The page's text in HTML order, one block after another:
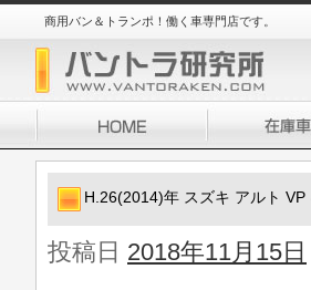
商用バン＆トランポ！働く車専門店です。
H.26(2014)年 スズキ アルト
投稿日 2018年11月15日